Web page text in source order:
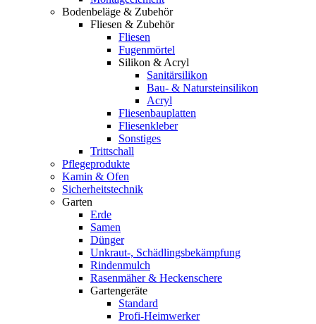
Bodenbeläge & Zubehör
Fliesen & Zubehör
Fliesen
Fugenmörtel
Silikon & Acryl
Sanitärsilikon
Bau- & Natursteinsilikon
Acryl
Fliesenbauplatten
Fliesenkleber
Sonstiges
Trittschall
Pflegeprodukte
Kamin & Ofen
Sicherheitstechnik
Garten
Erde
Samen
Dünger
Unkraut-, Schädlingsbekämpfung
Rindenmulch
Rasenmäher & Heckenschere
Gartengeräte
Standard
Profi-Heimwerker